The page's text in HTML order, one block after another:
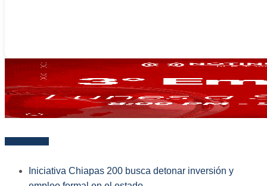
Iniciativa Chiapas 200 busca detonar inversión y